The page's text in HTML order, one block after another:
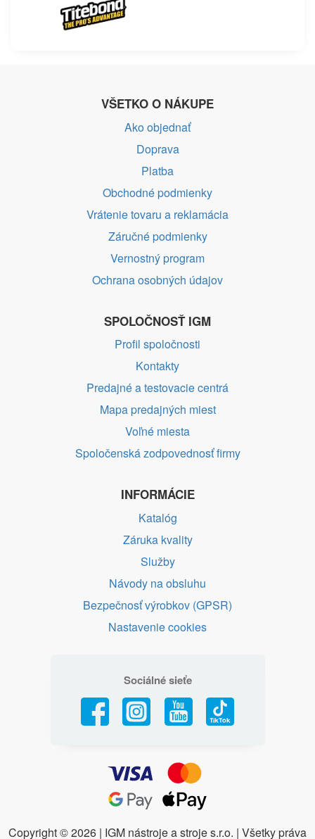
VŠETKO O NÁKUPE
Ako objednať
Doprava
Platba
Obchodné podmienky
Vrátenie tovaru a reklamácia
Záručné podmienky
Vernostný program
Ochrana osobných údajov
SPOLOČNOSŤ IGM
Profil spoločnosti
Kontakty
Predajné a testovacie centrá
Mapa predajných miest
Voľné miesta
Spoločenská zodpovednosť firmy
INFORMÁCIE
Katalóg
Záruka kvality
Služby
Návody na obsluhu
Bezpečnosť výrobkov (GPSR)
Nastavenie cookies
Sociálné sieťe
Copyright ©2026 | IGM nástroje a stroje s.r.o. | Všetky práva